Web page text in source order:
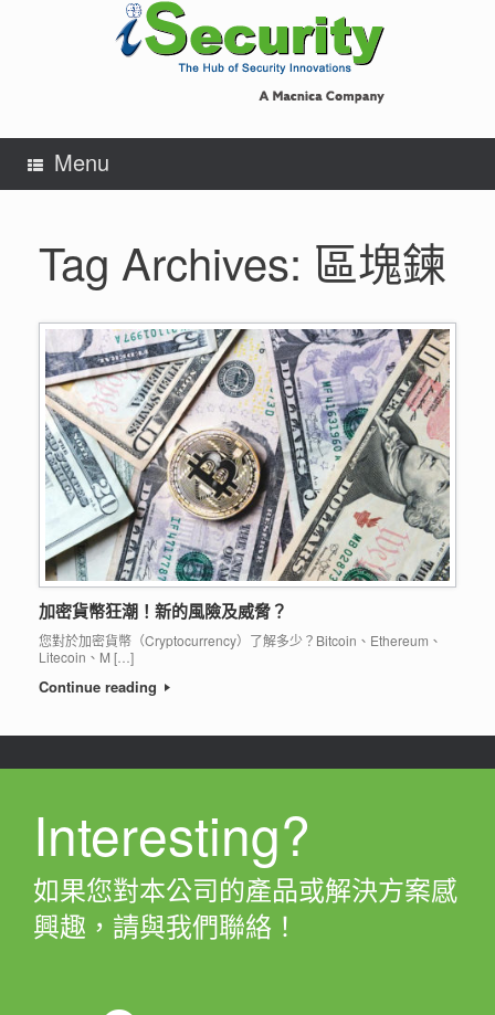
Menu
Tag Archives: 區塊鍊
加密貨幣狂潮！新的風險及威脅？
您對於加密貨幣（Cryptocurrency）了解多少？Bitcoin、Ethereum、
Litecoin、M […]
Continue reading
Interesting?
如果您對本公司的產品或解決方案感
興趣，請與我們聯絡！